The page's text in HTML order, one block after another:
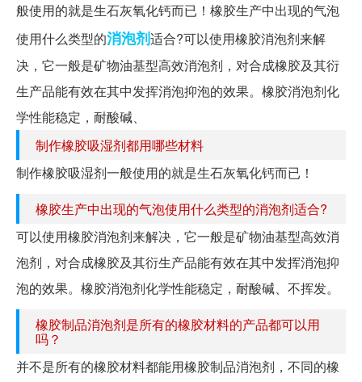
般使用的就是生石灰氧化钙而已！橡胶生产中出现的气泡
使用什么类型的消泡剂适合?可以使用橡胶消泡剂来解
决，它一般是矿物油基型高效消泡剂，对合成橡胶及其衍
生产品能有效在其中发挥消泡抑泡的效果。橡胶消泡剂化
学性能稳定，耐酸碱、
制作橡胶吸湿剂都用哪些材料
制作橡胶吸湿剂一般使用的就是生石灰氧化钙而已！
橡胶生产中出现的气泡使用什么类型的消泡剂适合?
可以使用橡胶消泡剂来解决，它一般是矿物油基型高效消
泡剂，对合成橡胶及其衍生产品能有效在其中发挥消泡抑
泡的效果。橡胶消泡剂化学性能稳定，耐酸碱、不挥发。
橡胶制品消泡剂是所有的橡胶材料的产品都可以用
吗？
并不是所有的橡胶材料都能用橡胶制品消泡剂，不同的橡